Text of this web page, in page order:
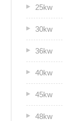
25kw
30kw
36kw
40kw
45kw
48kw